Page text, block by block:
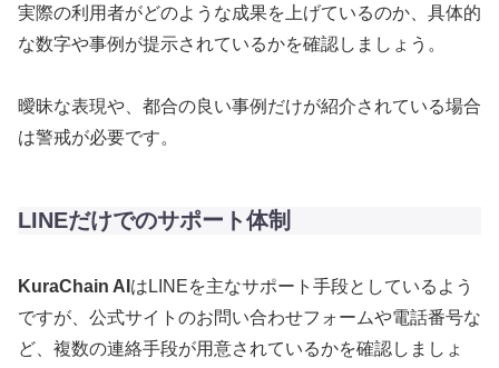
実際の利用者がどのような成果を上げているのか、具体的
な数字や事例が提示されているかを確認しましょう。
曖昧な表現や、都合の良い事例だけが紹介されている場合
は警戒が必要です。
LINEだけでのサポート体制
KuraChain AI はLINEを主なサポート手段としているよう
ですが、公式サイトのお問い合わせフォームや電話番号な
ど、複数の連絡手段が用意されているかを確認しましょ